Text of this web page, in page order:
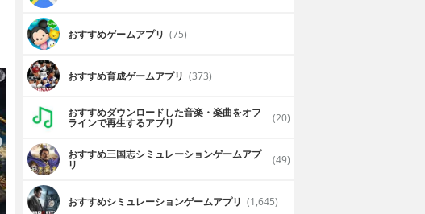
おすすめゲームアプリ (75)
おすすめ育成ゲームアプリ (373)
おすすめダウンロードした音楽・楽曲をオフ
ラインで再生するアプリ (20)
おすすめ三国志シミュレーションゲームアプ
リ (49)
おすすめシミュレーションゲームアプリ (1,645)